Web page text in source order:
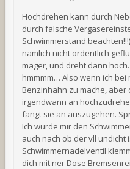
Hochdrehen kann durch
durch falsche
Schwimmerstand
nämlich nicht ordentlich
mager, und dreht dann
hmmmm… Also wenn ich bei
Benzinhahn zu mache,
irgendwann an
fängt sie an auszugehen.
Ich würde mir den
auch nach ob der vll undicht
Schwimmernadelventil
dich mit ner Dose